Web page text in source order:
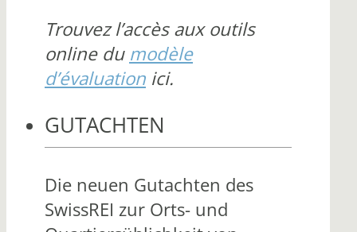
Trouvez l’accès aux outils
online du modèle
d’évaluation ici.
GUTACHTEN
Die neuen Gutachten des
SwissREI zur Orts- und